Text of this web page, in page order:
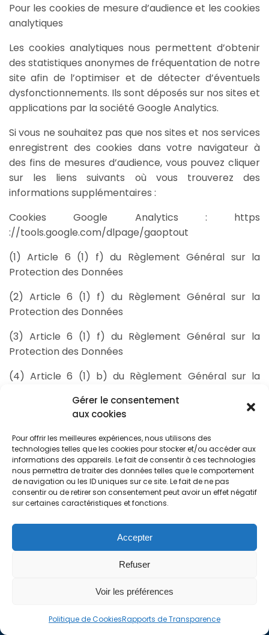
Gérer le consentement
aux cookies
Pour offrir les meilleures expériences, nous utilisons des
technologies telles que les cookies pour stocker et/ou accéder aux
informations des appareils. Le fait de consentir à ces technologies
nous permettra de traiter des données telles que le comportement
de navigation ou les ID uniques sur ce site. Le fait de ne pas
consentir ou de retirer son consentement peut avoir un effet négatif
sur certaines caractéristiques et fonctions.
Accepter
Refuser
Voir les préférences
Politique de CookiesRapports de Transparence
Pour les cookies de mesure d’audience et les cookies
analytiques
Les cookies analytiques nous permettent d’obtenir
des statistiques anonymes de fréquentation de notre
site afin de l’optimiser et de détecter d’éventuels
dysfonctionnements. Ils sont déposés sur nos sites et
applications par la société Google Analytics.
Si vous ne souhaitez pas que nos sites et nos services
enregistrent des cookies dans votre navigateur à
des fins de mesures d’audience, vous pouvez cliquer
sur les liens suivants où vous trouverez des
informations supplémentaires :
Cookies Google Analytics : https
://tools.google.com/dlpage/gaoptout
(1) Article 6 (1) f) du Règlement Général sur la
Protection des Données
(2) Article 6 (1) f) du Règlement Général sur la
Protection des Données
(3) Article 6 (1) f) du Règlement Général sur la
Protection des Données
(4) Article 6 (1) b) du Règlement Général sur la
(5) Article 6 (1) f) du Règlement Général sur la
des informations complémentaires concernant la
politique de confidentialité de Google Analytics en
cliquant sur le lien suivant :
https://www.google.com/intl/fr/policies/privacy/
AURYS GROUP is the result of the merger of two auditing